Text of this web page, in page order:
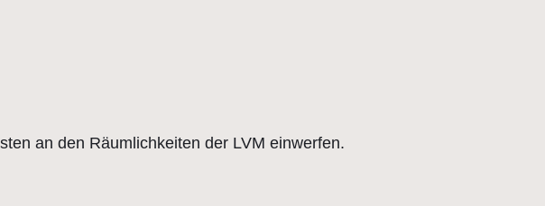
an den Räumlichkeiten der LVM einwerfen.